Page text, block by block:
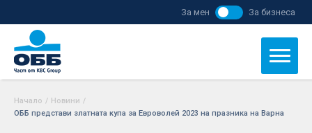
За мен За бизнеса
Начало / Новини /
ОББ представи златната купа за Евроволей 2023 на празника на Варна